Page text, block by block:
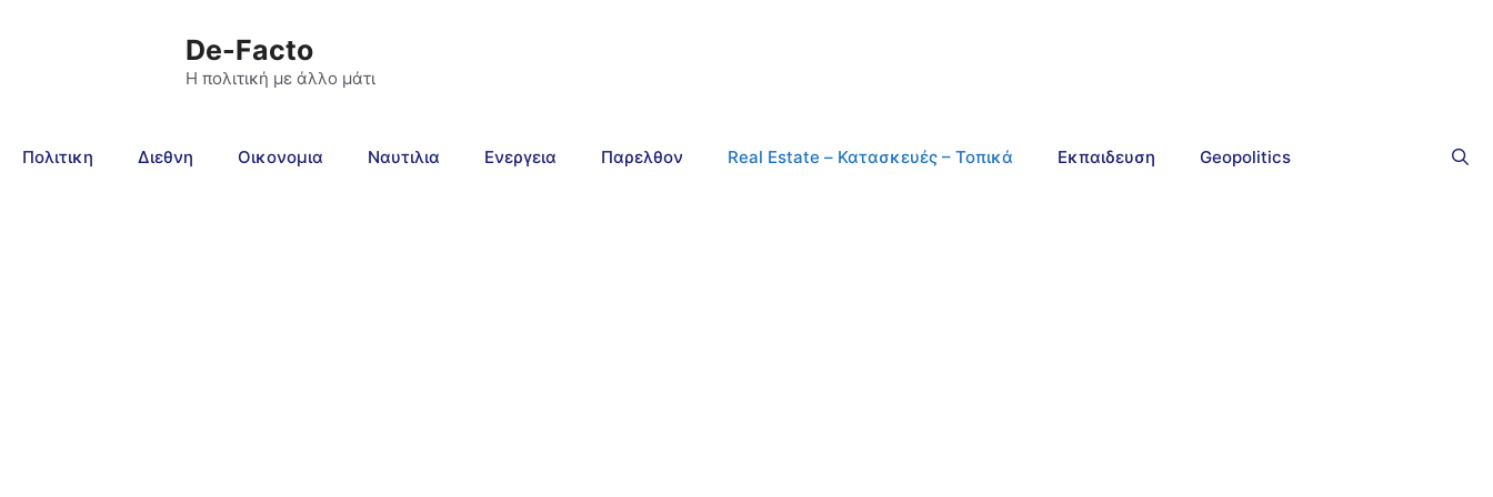
De-Facto
Η πολιτική με άλλο μάτι
Πολιτικη Διεθνη Οικονομια Ναυτιλια Ενεργεια Παρελθον Real Estate – Κατασκευές – Τοπικά Εκπαιδευση Geopolitics